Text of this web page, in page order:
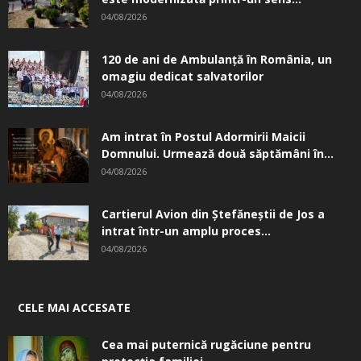
04/08/2026
120 de ani de Ambulanță în România, un
omagiu dedicat salvatorilor
04/08/2026
Am intrat în Postul Adormirii Maicii
Domnului. Urmează două săptămâni în...
04/08/2026
Cartierul Avion din Ştefăneştii de Jos a
intrat într-un amplu proces...
04/08/2026
CELE MAI ACCESATE
Cea mai puternică rugăciune pentru